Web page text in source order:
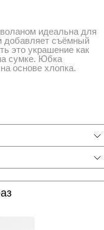
идеальна для
добавляет съёмный
это украшение как
сумке. Юбка
основе хлопка.